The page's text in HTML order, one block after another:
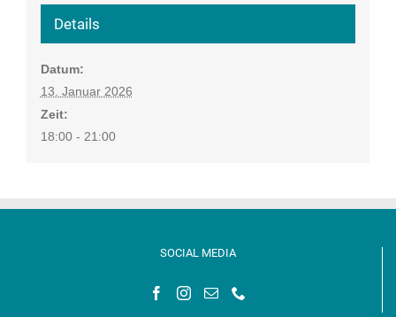
Details
Datum:
13. Januar 2026
Zeit:
18:00 - 21:00
SOCIAL MEDIA